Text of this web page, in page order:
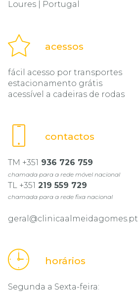
Loures | Portugal
acessos
fácil acesso por transportes
estacionamento grátis
acessível a cadeiras de rodas
contactos
TM +351 936 726 759
chamada para a rede móvel nacional
TL +351 219 559 729
chamada para a rede fixa nacional
geral@clinicaalmeidagomes.pt
horários
Segunda a Sexta-feira: